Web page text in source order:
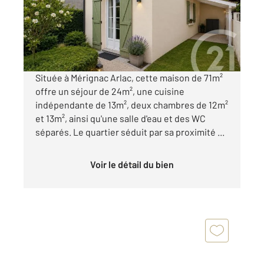
Maison à vendre
299 600 €
Visiter le site dédié
Située à Mérignac Arlac, cette maison de 71m²
offre un séjour de 24m², une cuisine
indépendante de 13m², deux chambres de 12m²
et 13m², ainsi qu'une salle d'eau et des WC
séparés. Le quartier séduit par sa proximité ...
Voir le détail du bien